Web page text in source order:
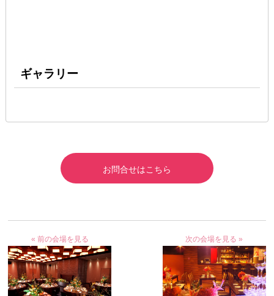
ギャラリー
お問合せはこちら
« 前の会場を見る 次の会場を見る »